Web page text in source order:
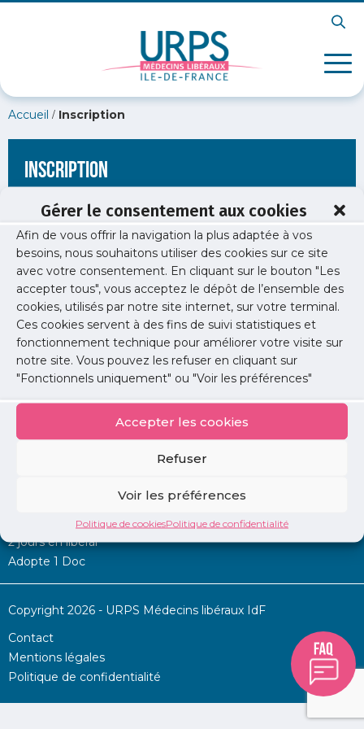
Gérer le consentement aux cookies
Afin de vous offrir la navigation la plus adaptée à vos
besoins, nous souhaitons utiliser des cookies sur ce site
avec votre consentement. En cliquant sur le bouton "Les
accepter tous", vous acceptez le dépôt de l’ensemble des
cookies, utilisés par notre site internet, sur votre terminal.
Ces cookies servent à des fins de suivi statistiques et
fonctionnement technique pour améliorer votre visite sur
notre site. Vous pouvez les refuser en cliquant sur
"Fonctionnels uniquement" ou "Voir les préférences"
Accepter les cookies
Refuser
Voir les préférences
Politique de cookiesPolitique de confidentialité
Accueil / Inscription
Inscription
[wppb-register form_name="inscription"
redirect_url="https://www.urps-med-idf.org/souffrance-au-
travail-annuaire-des-ressources-en-ile-de-france/couv-
souffrance-au-travail-annuaire-urps2/"]
Permanence d’aide à l’installation
2 jours en libéral
Adopte 1 Doc
Copyright 2026 - URPS Médecins libéraux IdF
Contact
Mentions légales
Politique de confidentialité